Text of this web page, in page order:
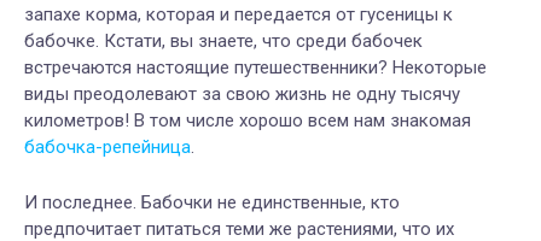
запахе корма, которая и передается от гусеницы к
бабочке. Кстати, вы знаете, что среди бабочек
встречаются настоящие путешественники? Некоторые
виды преодолевают за свою жизнь не одну тысячу
километров! В том числе хорошо всем нам знакомая
бабочка-репейница.
И последнее. Бабочки не единственные, кто
предпочитает питаться теми же растениями, что их